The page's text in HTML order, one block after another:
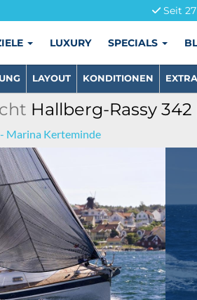
Seit
LUXURY SPECIALS
LAYOUT KONDITIONEN
Hallberg-Rassy 342
Marina Kerteminde